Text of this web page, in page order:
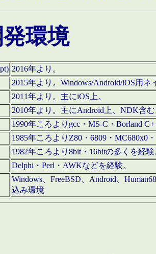
環境
2016年より。
2015年より。Windows/Android/iOS用
2011年より。主にiOS上。
2010年より。主にAndroid上、NDK含
1990年ころよりgcc・MS-C・Borland
1985年ころよりZ80・6809・MC680x0
1982年ころより8bit・16bitの多くを経
Delphi・Perl・AWKなどを経験。
Windows、FreeBSD、Android、
込み環境